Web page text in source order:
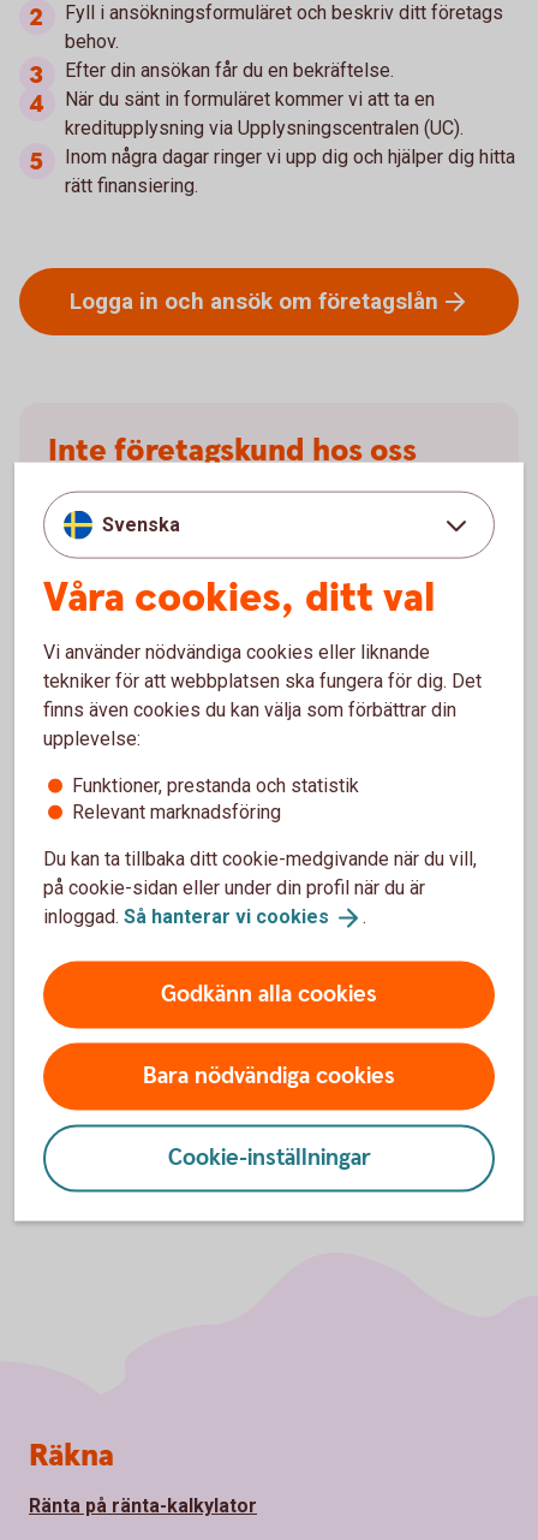
Fyll i ansökningsformuläret och beskriv ditt företags
behov.
Efter din ansökan får du en bekräftelse.
När du sänt in formuläret kommer vi att ta en
kreditupplysning via Upplysningscentralen (UC).
Inom några dagar ringer vi upp dig och hjälper dig hitta
rätt finansiering.
Logga in och ansök om företagslån
Inte företagskund hos oss
ännu?
För att ansöka om företagslån behöver du vara kund
välkommen med din ansökan.
Blikund
Frågor?
Kontakta oss
telefon.
Ansök på 0771-33 44 33
Svenska
Våra cookies, ditt val
Vi använder nödvändiga cookies eller liknande
tekniker för att webbplatsen ska fungera för dig. Det
finns även cookies du kan välja som förbättrar din
upplevelse:
Funktioner, prestanda och statistik
Relevant marknadsföring
Du kan ta tillbaka ditt cookie-medgivande när du vill,
på cookie-sidan eller under din profil när du är
inloggad. Så hanterar vi cookies .
Godkänn alla cookies
Bara nödvändiga cookies
Cookie-inställningar
Sidfot
Räkna
Ränta på ränta-kalkylator